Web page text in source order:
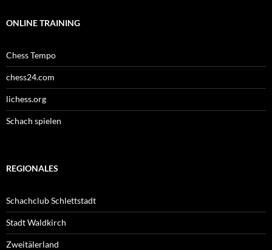
ONLINE TRAINING
Chess Tempo
chess24.com
lichess.org
Schach spielen
REGIONALES
Schachclub Schlettstadt
Stadt Waldkirch
Zweitälerland